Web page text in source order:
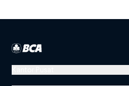
Menara BCA, Grand Indonesia